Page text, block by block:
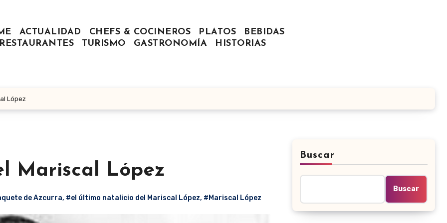
ACTUALIDAD CHEFS & COCINEROS PLATOS
BEBIDAS
RESTAURANTES
TURISMO GASTRONOMÍA HISTORIAS
López
Mariscal López
de Azcurra, #el último natalicio del Mariscal López, #Mariscal López
Buscar
Buscar